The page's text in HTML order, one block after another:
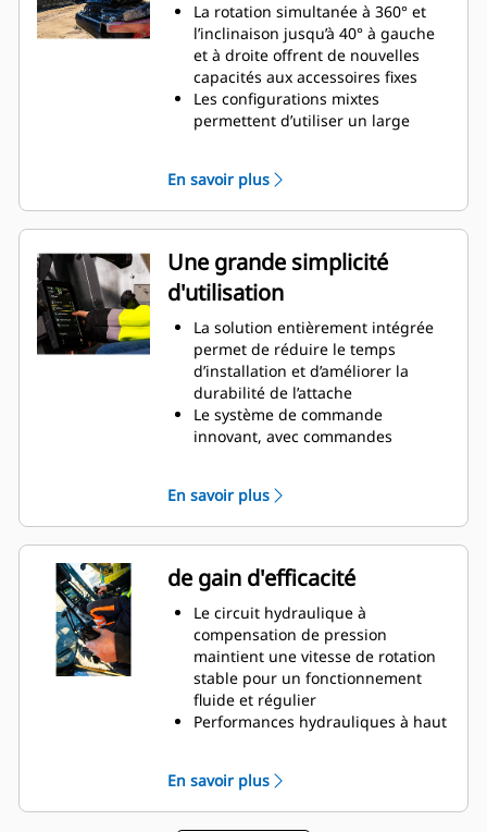
La rotation simultanée à 360° et
l’inclinaison jusqu’à 40° à gauche
et à droite offrent de nouvelles
capacités aux accessoires fixes
Les configurations mixtes
permettent d’utiliser un large
besoins
Possibilité de convertir une
attache S standard en attache S
hydraulique avec connexion
automatique
Réalisez une grande variété de
tâches, telles que le creusement,
le nivellement, le compactage,
etc., avec des mouvements plus
précis, sans avoir à repositionner
la machine
Utilisez le module de grappin sans
retirer l'équipement du bas
En savoir plus
Une grande simplicité
d'utilisation
La solution entièrement intégrée
permet de réduire le temps
d’installation et d’améliorer la
durabilité de l’attache
Le système de commande
innovant, avec commandes
peut être piloté depuis l’écran de
la cabine
Le capteur d’inclinaison GS520,
installé de série dans un
emplacement protégé, fournit un
retour précis sur la position
d’inclinaison au système de
nivellement
SecureLock™ utilise une
technologie de capteurs intégrés
au vérin de verrouillage pour
afin de réduire le risque de
balancement ou de chute des
En savoir plus
de gain d'efficacité
Le circuit hydraulique à
compensation de pression
maintient une vitesse de rotation
stable pour un fonctionnement
fluide et régulier
Performances hydrauliques à haut
haut débit
Le système de lubrification
En savoir plus